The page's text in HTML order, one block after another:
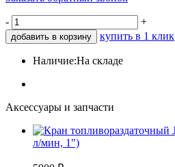
- +
добавить в корзину купить в 1 клик
Наличие:На складе
Аксессуары и запчасти
л/мин, 1")